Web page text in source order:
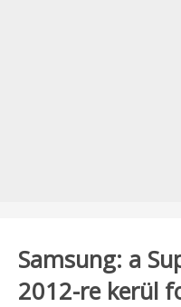
Samsung: a
2012-re kerül